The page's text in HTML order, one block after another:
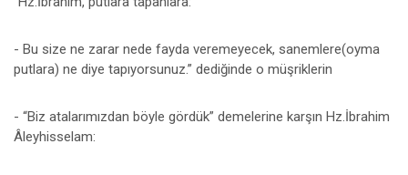
- Bu size ne zarar nede fayda veremeyecek, sanemlere(oyma
putlara) ne diye tapıyorsunuz.” dediğinde o müşriklerin
- “Biz atalarımızdan böyle gördük” demelerine karşın Hz.İbrahim
Âleyhisselam: